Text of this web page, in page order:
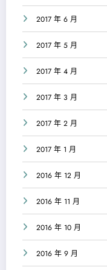
2017 年 6 月
2017 年 5 月
2017 年 4 月
2017 年 3 月
2017 年 2 月
2017 年 1 月
2016 年 12 月
2016 年 11 月
2016 年 10 月
2016 年 9 月